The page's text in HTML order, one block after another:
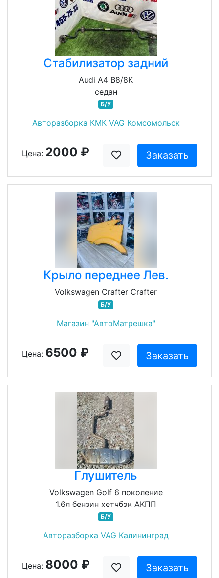
Стабилизатор задний
Audi A4 B8/8K
седан
Б/У
Авторазборка КМК VAG Комсомольск
Цена: 2000 ₽ Заказать
Крыло переднее Лев.
Volkswagen Crafter Crafter
Б/У
Магазин "АвтоМатрешка"
Цена: 6500 ₽ Заказать
Глушитель
Volkswagen Golf 6 поколение
1.6л бензин хетчбэк АКПП
Б/У
Авторазборка VAG Калининград
Цена: 8000 ₽ Заказать